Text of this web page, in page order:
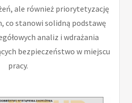
ale również priorytetyzację
co stanowi solidną podstawę
analiz i wdrażania
bezpieczeństwo w miejscu
pracy.